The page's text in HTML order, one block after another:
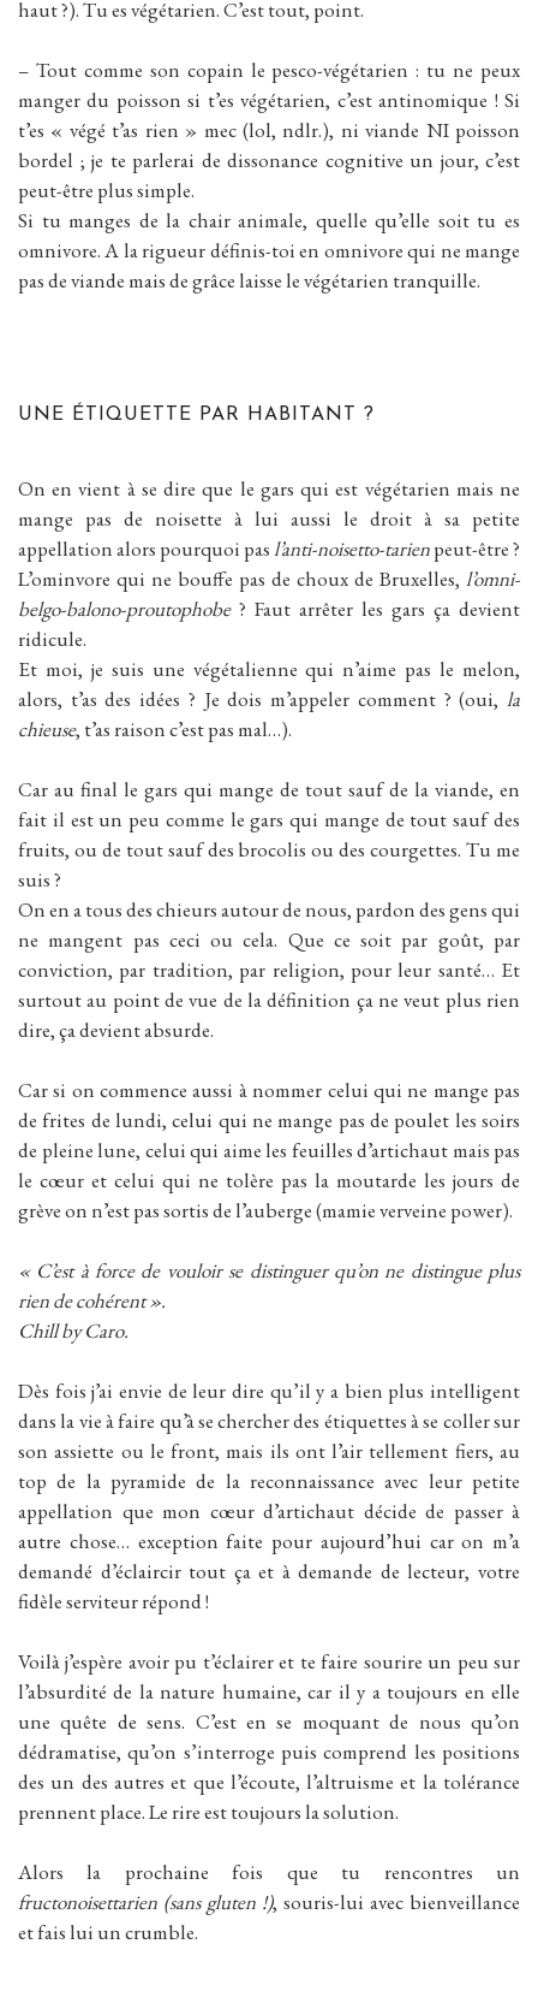
haut ?). Tu es végétarien. C’est tout, point.
– Tout comme son copain le pesco-végétarien : tu ne peux
manger du poisson si t’es végétarien, c’est antinomique ! Si
t’es « végé t’as rien » mec (lol, ndlr.), ni viande NI poisson
bordel ; je te parlerai de dissonance cognitive un jour, c’est
peut-être plus simple.
Si tu manges de la chair animale, quelle qu’elle soit tu es
omnivore. A la rigueur définis-toi en omnivore qui ne mange
pas de viande mais de grâce laisse le végétarien tranquille.
UNE ÉTIQUETTE PAR HABITANT ?
On en vient à se dire que le gars qui est végétarien mais ne
mange pas de noisette à lui aussi le droit à sa petite
appellation alors pourquoi pasl’anti-noisetto-tarienpeut-être ?
L’ominvore qui ne bouffe pas de choux de Bruxelles, l’omni-
belgo-balono-proutophobe? Faut arrêter les gars ça devient
ridicule.
Et moi, je suis une végétalienne qui n’aime pas le melon,
alors, t’as des idées ? Je dois m’appeler comment ? (oui, la
chieuse, t’as raison c’est pas mal…).
Car au final le gars qui mange de tout sauf de la viande, en
fait il est un peu comme le gars qui mange de tout sauf des
fruits, ou de tout sauf des brocolis ou des courgettes. Tu me
suis ?
On en a tous des chieurs autour de nous, pardon des gens qui
ne mangent pas ceci ou cela. Que ce soit par goût, par
conviction, par tradition, par religion, pour leur santé… Et
surtout au point de vue de la définition ça ne veut plus rien
dire, ça devient absurde.
Car si on commence aussi à nommer celui qui ne mange pas
de frites de lundi, celui qui ne mange pas de poulet les soirs
de pleine lune, celui qui aime les feuilles d’artichaut mais pas
le cœur et celui qui ne tolère pas la moutarde les jours de
grève on n’est pas sortis de l’auberge (mamie verveine power).
« C’est à force de vouloir se distinguer qu’on ne distingue plus
rien de cohérent ».
Chill by Caro.
Dès fois j’ai envie de leur dire qu’il y a bien plus intelligent
dans la vie à faire qu’à se chercher des étiquettes à se coller sur
son assiette ou le front, mais ils ont l’air tellement fiers, au
top de la pyramide de la reconnaissance avec leur petite
appellation que mon cœur d’artichaut décide de passer à
autre chose… exception faite pour aujourd’hui car on m’a
demandé d’éclaircir tout ça et à demande de lecteur, votre
fidèle serviteur répond !
Voilà j’espère avoir pu t’éclairer et te faire sourire un peu sur
l’absurdité de la nature humaine, car il y a toujours en elle
une quête de sens. C’est en se moquant de nous qu’on
dédramatise, qu’on s’interroge puis comprend les positions
des un des autres et que l’écoute, l’altruisme et la tolérance
prennent place. Le rire est toujours la solution.
Alors la prochaine fois que tu rencontres un
fructonoisettarien (sans gluten !), souris-lui avec bienveillance
et fais lui un crumble.